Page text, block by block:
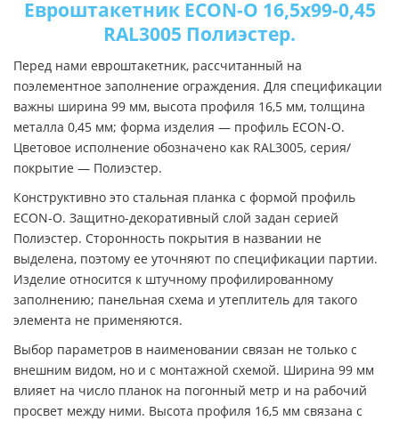
Евроштакетник ECON-O 16,5х99-0,45
RAL3005 Полиэстер.
Перед нами евроштакетник, рассчитанный на
поэлементное заполнение ограждения. Для спецификации
важны ширина 99 мм, высота профиля 16,5 мм, толщина
металла 0,45 мм; форма изделия — профиль ECON-O.
Цветовое исполнение обозначено как RAL3005, серия/
покрытие — Полиэстер.
Конструктивно это стальная планка с формой профиль
ECON-O. Защитно-декоративный слой задан серией
Полиэстер. Сторонность покрытия в названии не
выделена, поэтому ее уточняют по спецификации партии.
Изделие относится к штучному профилированному
заполнению; панельная схема и утеплитель для такого
элемента не применяются.
Выбор параметров в наименовании связан не только с
внешним видом, но и с монтажной схемой. Ширина 99 мм
влияет на число планок на погонный метр и на рабочий
просвет между ними. Высота профиля 16,5 мм связана с